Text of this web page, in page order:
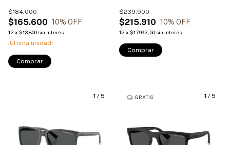
$165.600
$184.000
10% OFF
12 x $13.800 sin interés
¡Última unidad!
Comprar
$215.910
$239.900
10% OFF
12 x $17.992,50 sin interés
Comprar
1 / 5 1 / 5
GRATIS